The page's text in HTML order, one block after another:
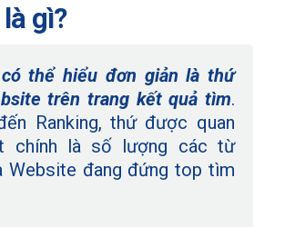
gì?
có thể hiểu đơn giản là thứ
trên trang kết quả tìm.
Ranking, thứ được quan
chính là số lượng các từ
Website đang đứng top tìm